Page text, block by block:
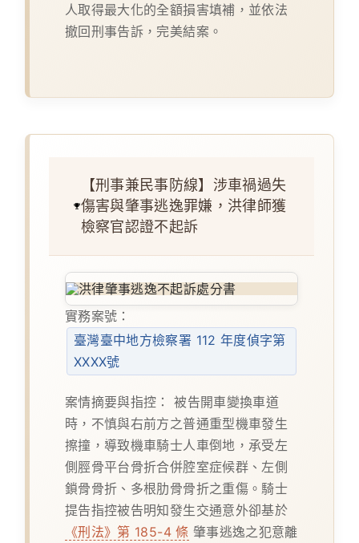
人取得最大化的全額損害填補，並依法
撤回刑事告訴，完美結案。
【刑事兼民事防線】涉車禍過失
傷害與肇事逃逸罪嫌，洪律師獲
檢察官認證不起訴
實務案號：
臺灣臺中地方檢察署 112 年度偵字第
XXXX號
案情摘要與指控：
被告開車變換車道
時，不慎與右前方之普通重型機車發生
擦撞，導致機車騎士人車倒地，承受左
側脛骨平台骨折合併腔室症候群、左側
鎖骨骨折、多根肋骨骨折之重傷。騎士
提告指控被告明知發生交通意外卻基於
《刑法》第 185-4 條 肇事逃逸之犯意離